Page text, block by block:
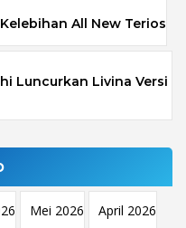
All New Terios
Luncurkan Livina Versi
Mei 2026 April 2026